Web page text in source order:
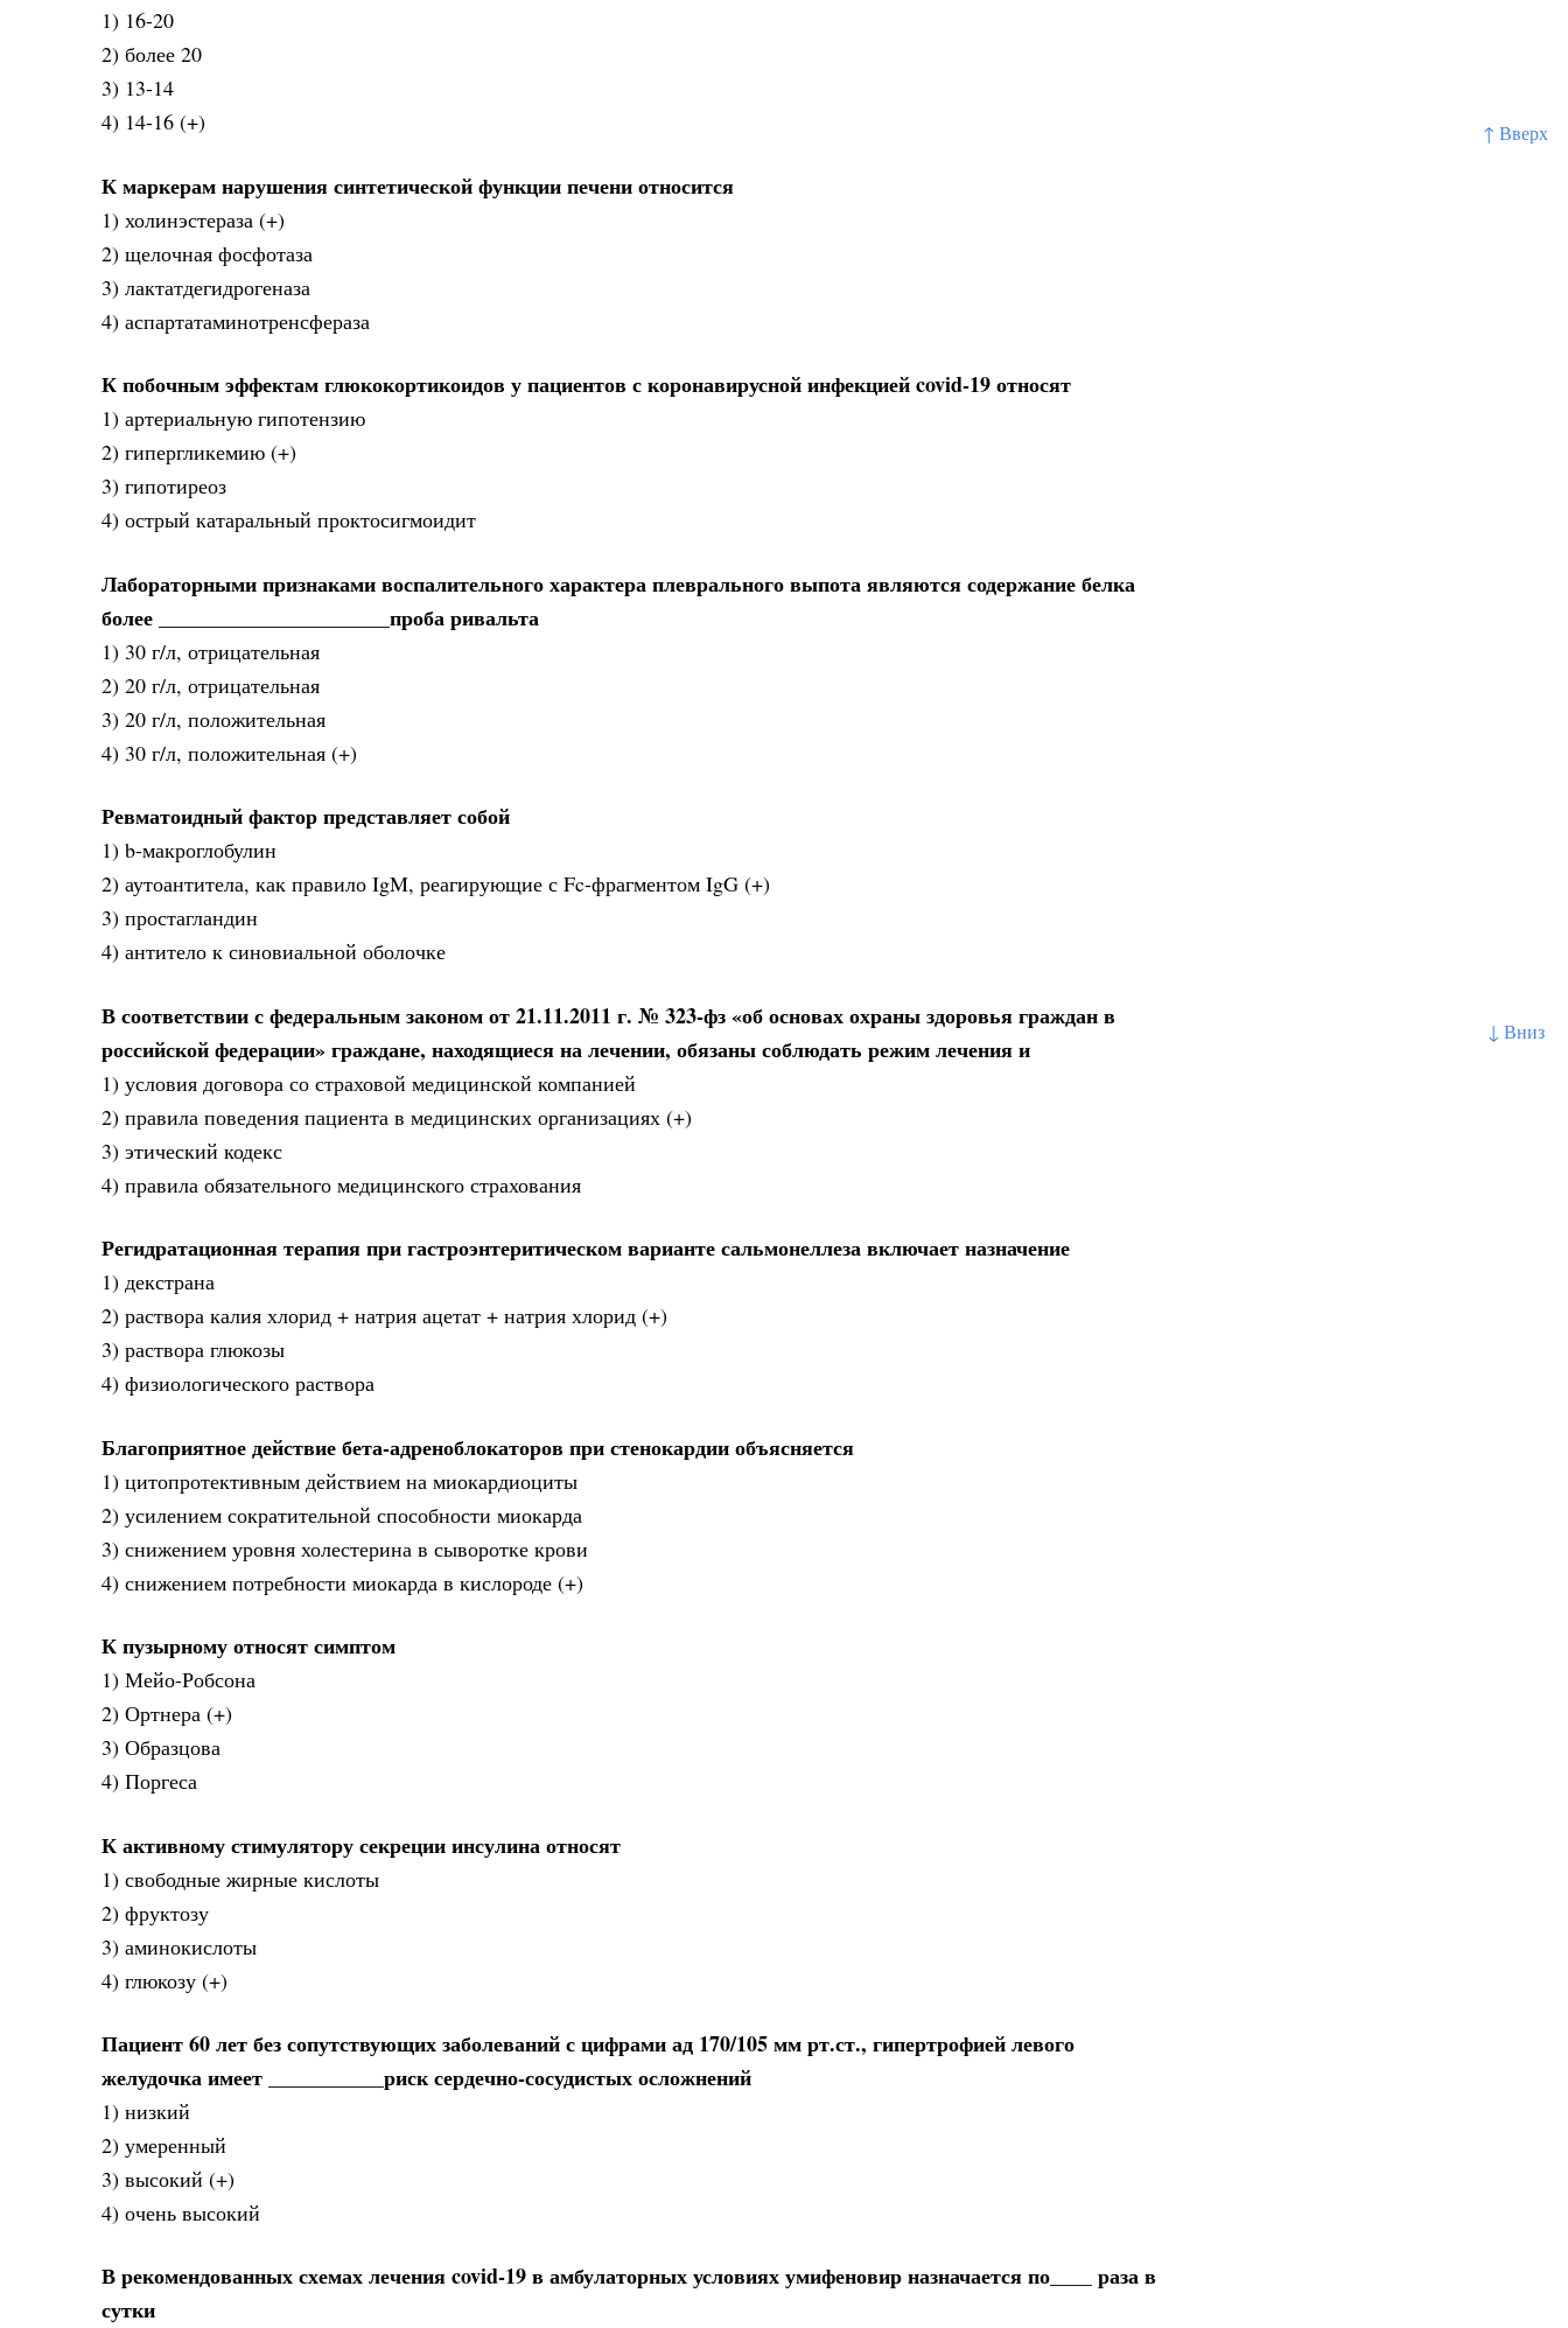
↑ Вверх
↓ Вниз
1) 16-20
2) более 20
3) 13-14
4) 14-16 (+)
К маркерам нарушения синтетической функции печени относится
1) холинэстераза (+)
2) щелочная фосфотаза
3) лактатдегидрогеназа
4) аспартатаминотренсфераза
К побочным эффектам глюкокортикоидов у пациентов с коронавирусной инфекцией covid-19 относят
1) артериальную гипотензию
2) гипергликемию (+)
3) гипотиреоз
4) острый катаральный проктосигмоидит
Лабораторными признаками воспалительного характера плеврального выпота являются содержание белка
более ______________________проба ривальта
1) 30 г/л, отрицательная
2) 20 г/л, отрицательная
3) 20 г/л, положительная
4) 30 г/л, положительная (+)
Ревматоидный фактор представляет собой
1) b-макроглобулин
2) аутоантитела, как правило IgM, реагирующие с Fc-фрагментом IgG (+)
3) простагландин
4) антитело к синовиальной оболочке
В соответствии с федеральным законом от 21.11.2011 г. № 323-фз «об основах охраны здоровья граждан в
российской федерации» граждане, находящиеся на лечении, обязаны соблюдать режим лечения и
1) условия договора со страховой медицинской компанией
2) правила поведения пациента в медицинских организациях (+)
3) этический кодекс
4) правила обязательного медицинского страхования
Регидратационная терапия при гастроэнтеритическом варианте сальмонеллеза включает назначение
1) декстрана
2) раствора калия хлорид + натрия ацетат + натрия хлорид (+)
3) раствора глюкозы
4) физиологического раствора
Благоприятное действие бета-адреноблокаторов при стенокардии объясняется
1) цитопротективным действием на миокардиоциты
2) усилением сократительной способности миокарда
3) снижением уровня холестерина в сыворотке крови
4) снижением потребности миокарда в кислороде (+)
К пузырному относят симптом
1) Мейо-Робсона
2) Ортнера (+)
3) Образцова
4) Поргеса
К активному стимулятору секреции инсулина относят
1) свободные жирные кислоты
2) фруктозу
3) аминокислоты
4) глюкозу (+)
Пациент 60 лет без сопутствующих заболеваний с цифрами ад 170/105 мм рт.ст., гипертрофией левого
желудочка имеет ___________риск сердечно-сосудистых осложнений
1) низкий
2) умеренный
3) высокий (+)
4) очень высокий
В рекомендованных схемах лечения covid-19 в амбулаторных условиях умифеновир назначается по____ раза в
сутки